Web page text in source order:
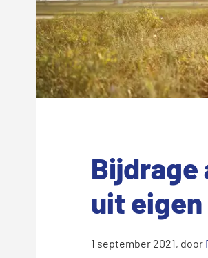
Bijdrage
uit eigen
1 september 2021, door